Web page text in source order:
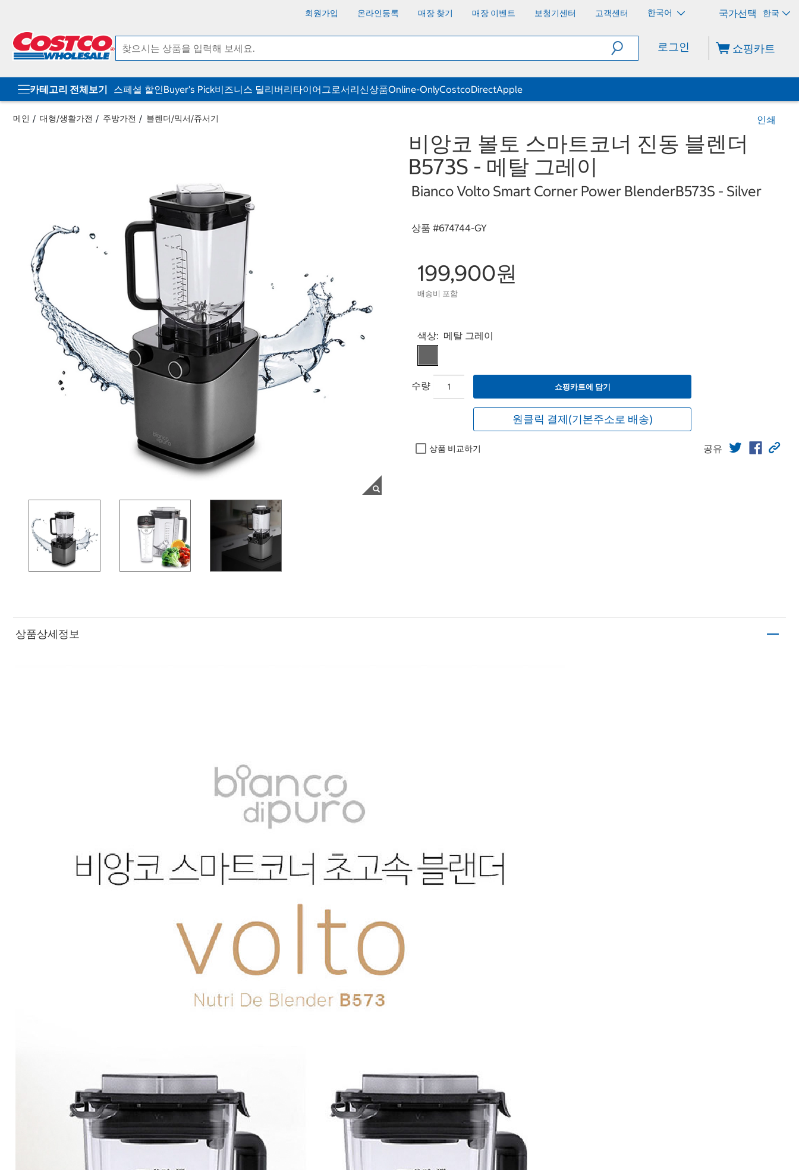
회원가입 온라인등록 매장 찾기 매장 이벤트 보청기센터 고객센터 한국어 한국
로그인 쇼핑카트
카테고리 전체보기 스페셜 할인Buyer's Pick비즈니스 딜리버리타이어그로서리신상품Online-OnlyCostcoDirectApple
메인 대형/생활가전 주방가전 블렌더/믹서/쥬서기 인쇄
비앙코 볼토 스마트코너 진동 블렌더
B573S - 메탈 그레이
Bianco Volto Smart Corner Power BlenderB573S - Silver
상품 #674744-GY
199,900원
배송비 포함
Select product
색상: 메탈 그레이
수량 쇼핑카트에 담기
원클릭 결제(기본주소로 배송)
상품 비교하기 공유
상품상세정보